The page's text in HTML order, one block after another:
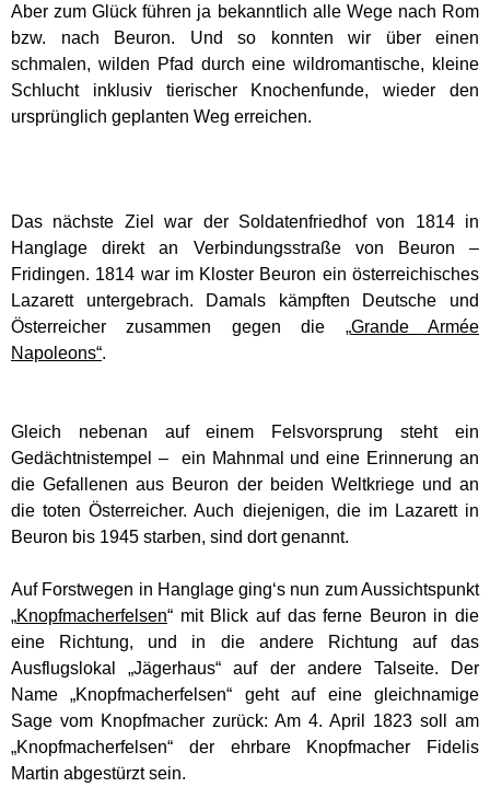
Aber zum Glück führen ja bekanntlich alle Wege nach Rom
bzw. nach Beuron. Und so konnten wir über einen
schmalen, wilden Pfad durch eine wildromantische, kleine
Schlucht inklusiv tierischer Knochenfunde, wieder den
ursprünglich geplanten Weg erreichen.
Das nächste Ziel war der Soldatenfriedhof von 1814 in
Hanglage direkt an Verbindungsstraße von Beuron –
Fridingen. 1814 war im Kloster Beuron ein österreichisches
Lazarett untergebrach. Damals kämpften Deutsche und
Österreicher zusammen gegen die „Grande Armée
Napoleons“.
Gleich nebenan auf einem Felsvorsprung steht ein
Gedächtnistempel – ein Mahnmal und eine Erinnerung an
die Gefallenen aus Beuron der beiden Weltkriege und an
die toten Österreicher. Auch diejenigen, die im Lazarett in
Beuron bis 1945 starben, sind dort genannt.
Auf Forstwegen in Hanglage ging‘s nun zum Aussichtspunkt
„Knopfmacherfelsen“ mit Blick auf das ferne Beuron in die
eine Richtung, und in die andere Richtung auf das
Ausflugslokal „Jägerhaus“ auf der andere Talseite. Der
Name „Knopfmacherfelsen“ geht auf eine gleichnamige
Sage vom Knopfmacher zurück: Am 4. April 1823 soll am
„Knopfmacherfelsen“ der ehrbare Knopfmacher Fidelis
Martin abgestürzt sein.